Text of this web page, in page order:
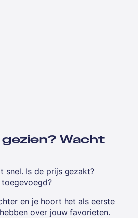
Wacht
snel. Is de prijs gezakt?
en je hoort het als eerste
over jouw favorieten.